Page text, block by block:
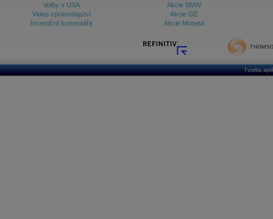
Volby v USA
Video zpravodajství
Investiční komentáře
Akcie BMW
Akcie GE
Akcie Moneta
Tvorba